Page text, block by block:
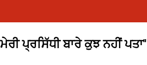
ਪ੍ਰਸਿੱਧੀ ਬਾਰੇ ਕੁਝ ਨਹੀਂ ਪਤਾ''